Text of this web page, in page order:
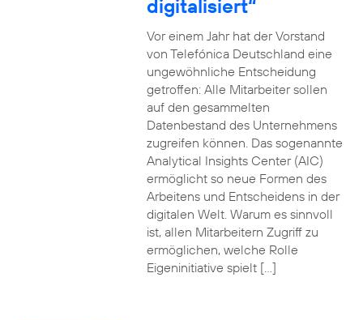
digitalisiert“
Vor einem Jahr hat der Vorstand
von Telefónica Deutschland eine
ungewöhnliche Entscheidung
getroffen: Alle Mitarbeiter sollen
auf den gesammelten
Datenbestand des Unternehmens
zugreifen können. Das sogenannte
Analytical Insights Center (AIC)
ermöglicht so neue Formen des
Arbeitens und Entscheidens in der
digitalen Welt. Warum es sinnvoll
ist, allen Mitarbeitern Zugriff zu
ermöglichen, welche Rolle
Eigeninitiative spielt […]